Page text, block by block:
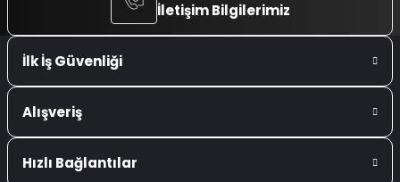
İletişim Bilgilerimiz
İlk İş Güvenliği
Alışveriş
Hızlı Bağlantılar